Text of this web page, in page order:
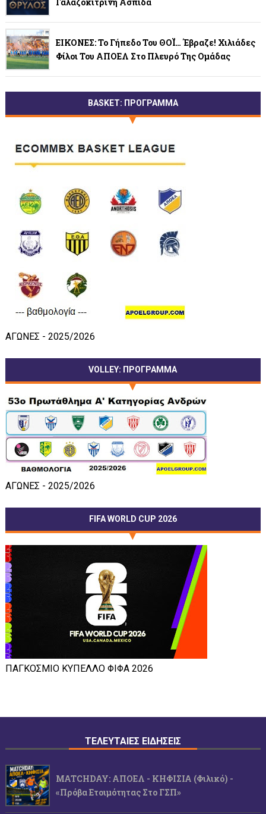
ΕΙΚΟΝΕΣ: Το Γήπεδο Του ΘΟΪ… Έβραζε! Χιλιάδες
Φίλοι Του ΑΠΟΕΛ Στο Πλευρό Της Ομάδας
BASKET: ΠΡΟΓΡΑΜΜΑ
ΑΓΩΝΕΣ - 2025/2026
VOLLEY: ΠΡΟΓΡΑΜΜΑ
ΑΓΩΝΕΣ - 2025/2026
FIFA WORLD CUP 2026
ΠΑΓΚΟΣΜΙΟ ΚΥΠΕΛΛΟ ΦΙΦΑ 2026
ΤΕΛΕΥΤΑΙΕΣ ΕΙΔΗΣΕΙΣ
MATCHDAY: ΑΠΟΕΛ - ΚΗΦΙΣΙΑ (φιλικό) -
«Πρόβα Ετοιμότητας Στο ΓΣΠ»